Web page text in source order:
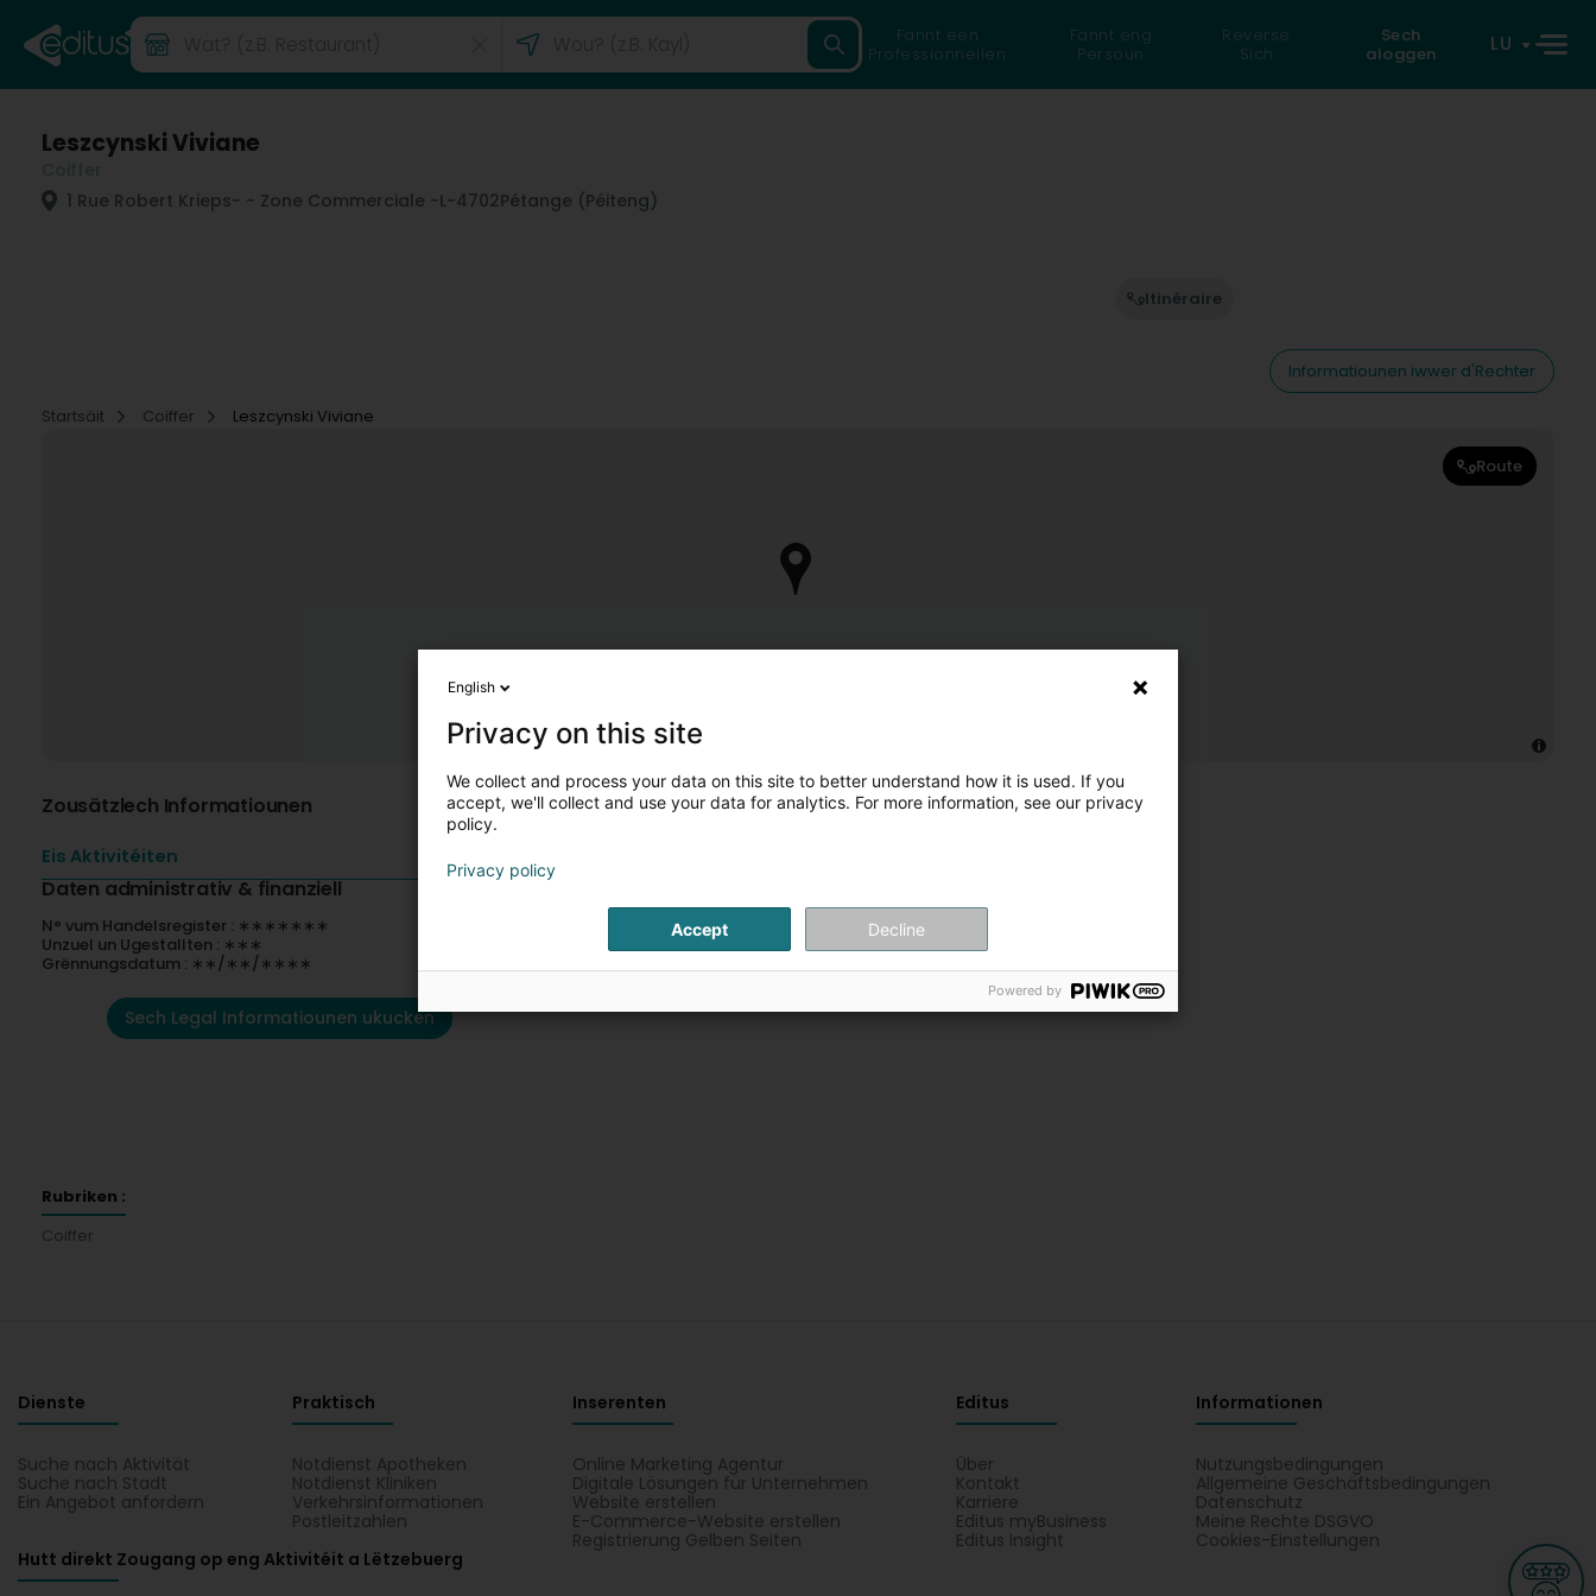
Fannt een
Professionnellen
Fannt eng
Persoun
Reverse
Sich
Sech
aloggen
LU
Leszcynski Viviane
1 Rue Robert Krieps- - Zone Commerciale -L-4702Pétange (Péiteng)
Itinéraire
Informatiounen iwwer d'Rechter
Startsäit
Coiffer Leszcynski Viviane
Route
Zousätzlech Informatiounen
Eis Aktivitéiten
Daten administrativ & finanziell
N° vum Handelsregister : ∗∗∗∗∗∗∗
Unzuel un Ugestallten : ∗∗∗
Grënnungsdatum : ∗∗/∗∗/∗∗∗∗
Sech Legal Informatiounen ukucken
Rubriken :
Coiffer
Dienste
Suche nach Aktivität
Suche nach Stadt
Ein Angebot anfordern
Praktisch
Notdienst Apotheken
Notdienst Kliniken
Verkehrsinformationen
Postleitzahlen
Inserenten
Online Marketing Agentur
Digitale Lösungen für Unternehmen
Website erstellen
E-Commerce-Website erstellen
Registrierung Gelben Seiten
Editus
Über
Kontakt
Karriere
Editus myBusiness
Editus Insight
Informationen
Nutzungsbedingungen
Allgemeine Geschäftsbedingungen
Datenschutz
Meine Rechte DSGVO
Cookies-Einstellungen
Hutt direkt Zougang op eng Aktivitéit a Lëtzebuerg
English
Privacy on this site
We collect and process your data on this site to better understand how it is used. If you
accept, we'll collect and use your data for analytics. For more information, see our privacy
policy.
Privacy policy
Accept Decline
Powered by